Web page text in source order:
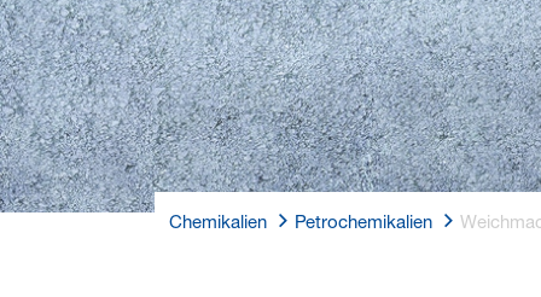
Chemikalien Petrochemikalien